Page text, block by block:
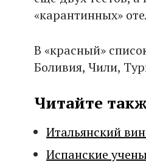
«карантинных»
В «красный»
Боливия, Чили,
Читайте
Итальянский
Испанские